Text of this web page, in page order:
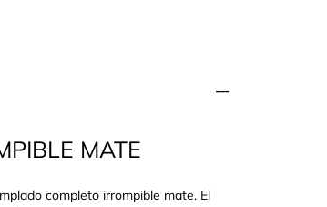
MATE
completo irrompible mate. El